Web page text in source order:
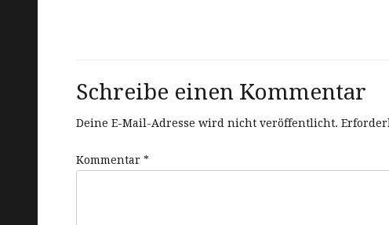
Schreibe einen Kommentar
Deine E-Mail-Adresse wird nicht veröffentlicht.
Kommentar *